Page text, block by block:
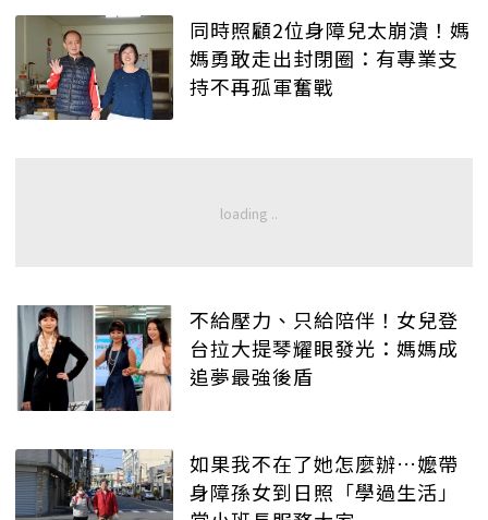
同時照顧2位身障兒太崩潰！媽
媽勇敢走出封閉圈：有專業支
持不再孤軍奮戰
不給壓力、只給陪伴！女兒登
台拉大提琴耀眼發光：媽媽成
追夢最強後盾
如果我不在了她怎麼辦…嬤帶
身障孫女到日照「學過生活」